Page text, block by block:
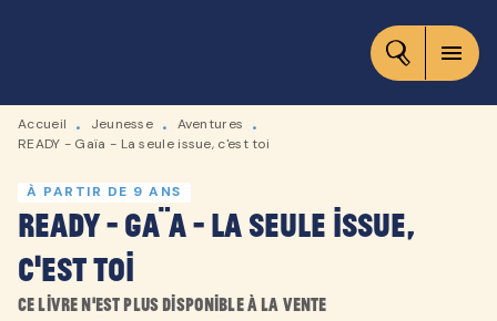
CONTENU
menu
Accueil • Jeunesse • Aventures
•
READY - Gaïa - La seule issue, c'est toi
À PARTIR DE 9 ANS
READY - Gaïa - La seule issue,
c'est toi
Ce livre n'est plus disponible à la vente